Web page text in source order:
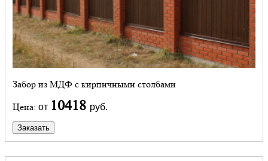
Забор из МДФ с кирпичными столбами
Цена: от 10418 руб.
Заказать